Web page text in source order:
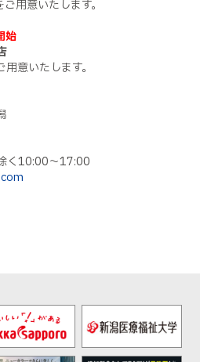
用意いたします。
始
意いたします。
く10:00〜17:00